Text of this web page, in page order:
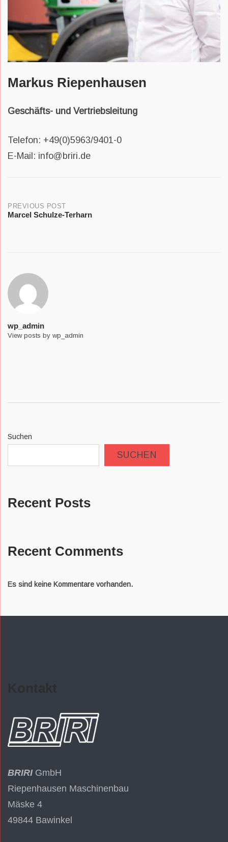
Markus Riepenhausen
Geschäfts- und Vertriebsleitung
Telefon: +49(0)5963/9401-0
E-Mail: info@briri.de
Post
PREVIOUS POST
Marcel Schulze-Terharn
wp_admin
View posts by wp_admin
Suchen
SUCHEN
Recent Posts
Recent Comments
Es sind keine Kommentare vorhanden.
BRIRIGmbH
Riepenhausen Maschinenbau
Mäske 4
49844 Bawinkel